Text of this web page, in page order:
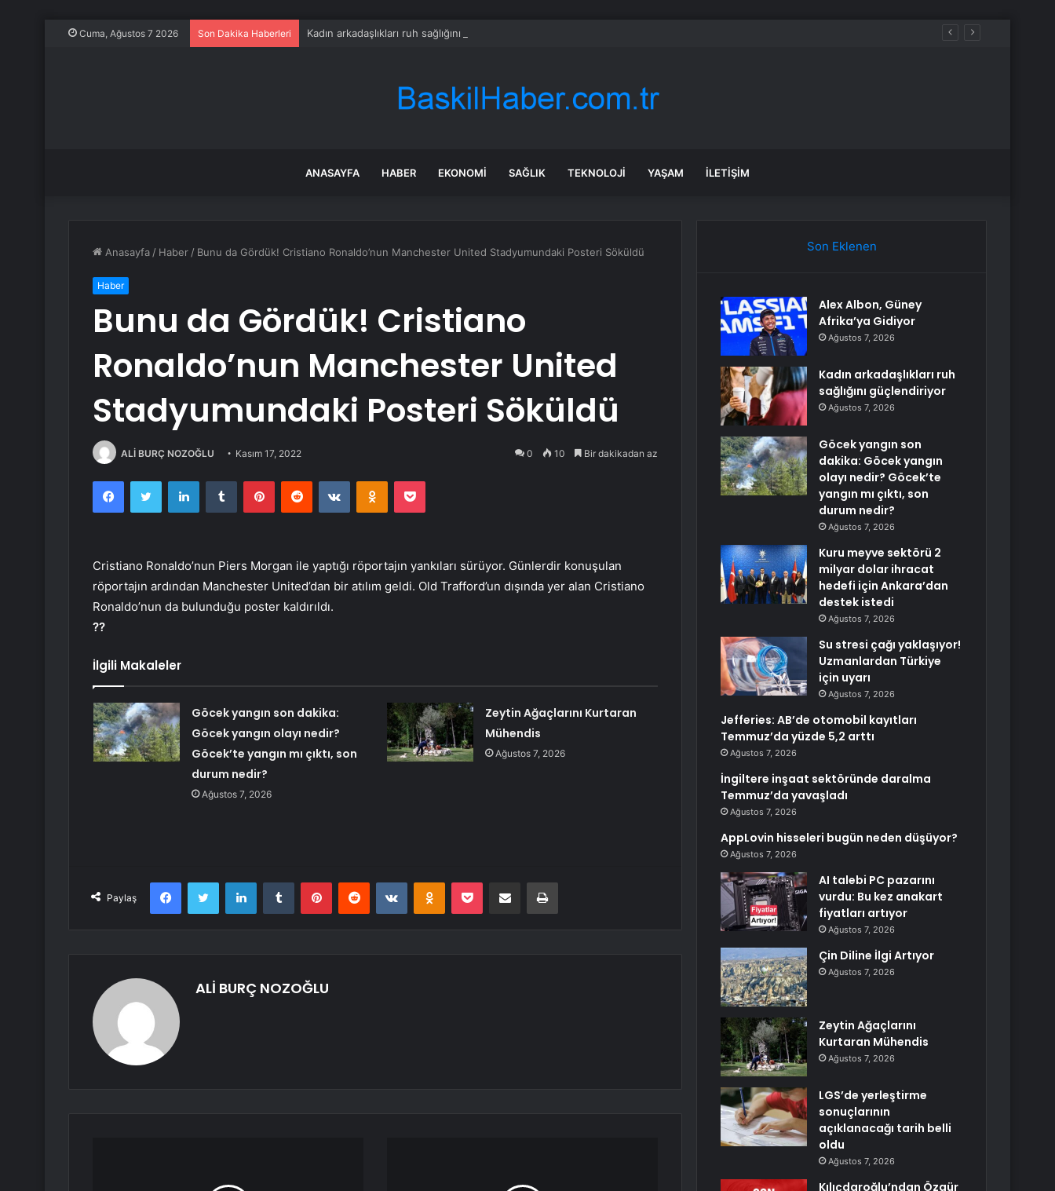
Cuma, Ağustos 7 2026 Son Dakika Haberleri Kadın arkadaşlıkları ruh sağlığını güçlendiriyor
ANASAYFA HABER EKONOMI SAĞLIK TEKNOLOJI YAŞAM İLETIŞIM
Anasayfa / Haber / Bunu da Gördük! Cristiano Ronaldo’nun Manchester United Stadyumundaki Posteri Söküldü
Haber
Bunu da Gördük! Cristiano
Ronaldo’nun Manchester United
Stadyumundaki Posteri Söküldü
ALİ BURÇ NOZOĞLU Kasım 17, 2022 0 10 Bir dakikadan az
FacebookTwitter LinkedInTumblr PinterestReddit VKontakteOdnoklassniki
Pocket
Cristiano Ronaldo’nun Piers Morgan ile yaptığı röportajın yankıları sürüyor. Günlerdir konuşulan
röportajın ardından Manchester United’dan bir atılım geldi. Old Trafford’un dışında yer alan Cristiano
Ronaldo’nun da bulunduğu poster kaldırıldı.
??
İlgili Makaleler
Göcek yangın son dakika:
Göcek yangın olayı nedir?
Göcek’te yangın mı çıktı, son
durum nedir?
Ağustos 7, 2026
Zeytin Ağaçlarını Kurtaran
Mühendis
Ağustos 7, 2026
Paylaş
FacebookTwitter LinkedInTumblr PinterestReddit VKontakteOdnoklassniki
Pocket E-Posta ile paylaş Yazdır
ALİ BURÇ NOZOĞLU
Son Eklenen
Alex Albon, Güney
Afrika’ya Gidiyor
Ağustos 7, 2026
Kadın arkadaşlıkları ruh
sağlığını güçlendiriyor
Ağustos 7, 2026
Göcek yangın son
dakika: Göcek yangın
olayı nedir? Göcek’te
yangın mı çıktı, son
durum nedir?
Ağustos 7, 2026
Kuru meyve sektörü 2
milyar dolar ihracat
hedefi için Ankara’dan
destek istedi
Ağustos 7, 2026
Su stresi çağı yaklaşıyor!
Uzmanlardan Türkiye
için uyarı
Ağustos 7, 2026
Jefferies: AB’de otomobil kayıtları
Temmuz’da yüzde 5,2 arttı
Ağustos 7, 2026
İngiltere inşaat sektöründe daralma
Temmuz’da yavaşladı
Ağustos 7, 2026
AppLovin hisseleri bugün neden düşüyor?
Ağustos 7, 2026
AI talebi PC pazarını
vurdu: Bu kez anakart
fiyatları artıyor
Ağustos 7, 2026
Çin Diline İlgi Artıyor
Ağustos 7, 2026
Zeytin Ağaçlarını
Kurtaran Mühendis
Ağustos 7, 2026
LGS’de yerleştirme
sonuçlarının
açıklanacağı tarih belli
oldu
Ağustos 7, 2026
Kılıçdaroğlu’ndan Özgür